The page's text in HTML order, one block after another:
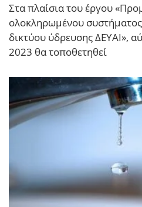
Στα πλαίσια του έργου
ολοκληρωμένου
δικτύου ύδρευσης ΔΕΥΑΙ»,
2023 θα τοποθετηθεί